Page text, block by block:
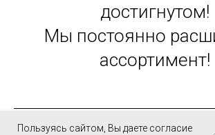
достигнутом!
Мы постоянно
ассортимент!
Пользуясь сайтом, Вы даете согласие